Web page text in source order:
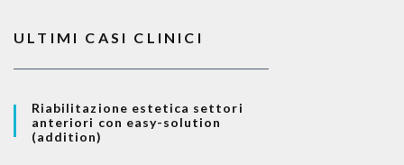
ULTIMI CASI CLINICI
Riabilitazione estetica settori
anteriori con easy-solution
(addition)